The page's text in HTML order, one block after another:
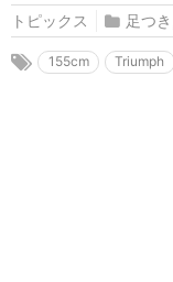
トピックス 足つき
155cm Triumph